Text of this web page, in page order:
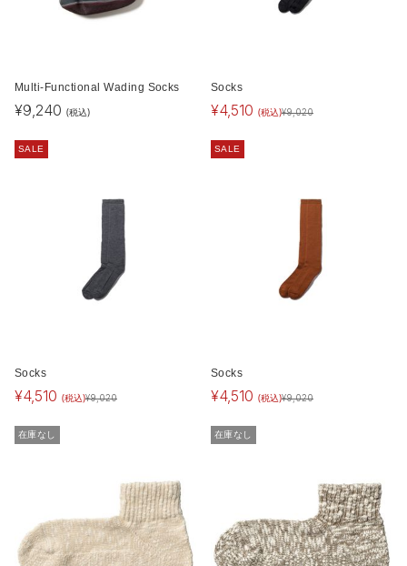
Multi-Functional Wading Socks
¥9,240 (税込)
Socks
¥4,510 (税込)¥9,020
SALE
Socks
¥4,510 (税込)¥9,020
SALE
Socks
¥4,510 (税込)¥9,020
在庫なし 在庫なし